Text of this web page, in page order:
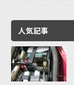
人気記事